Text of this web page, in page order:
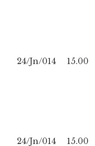
24/Jn/014 15.00
24/Jn/014 15.00